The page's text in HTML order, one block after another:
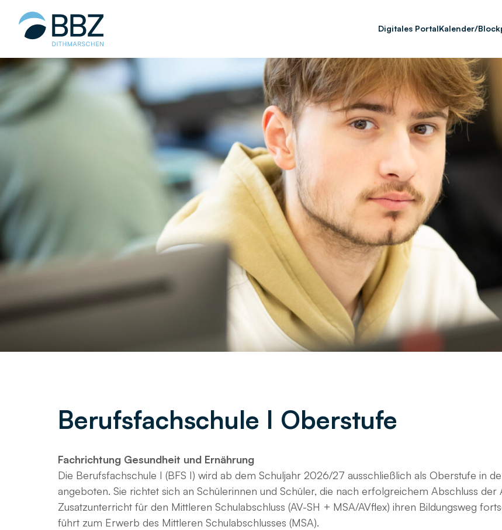
springen
Digitales PortalKalender/
Berufsfachschule I Oberstufe
Fachrichtung Gesundheit und Ernährung
Die Berufsfachschule I (BFS I) wird ab dem Schuljahr 2026/27 ausschließlich als Oberstufe in
angeboten. Sie richtet sich an Schülerinnen und Schüler, die nach erfolgreichem Abschluss
Zusatzunterricht für den Mittleren Schulabschluss (AV-SH + MSA/AVflex) ihren Bildungsweg
führt zum Erwerb des Mittleren Schulabschlusses (MSA).